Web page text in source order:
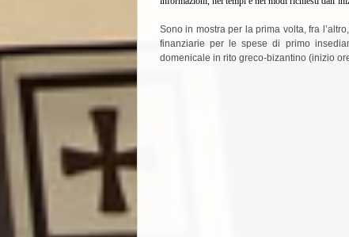
Sono in mostra per la prima volta, fra
finanziarie per le spese di primo
domenicale in rito greco-bizantino (inizio